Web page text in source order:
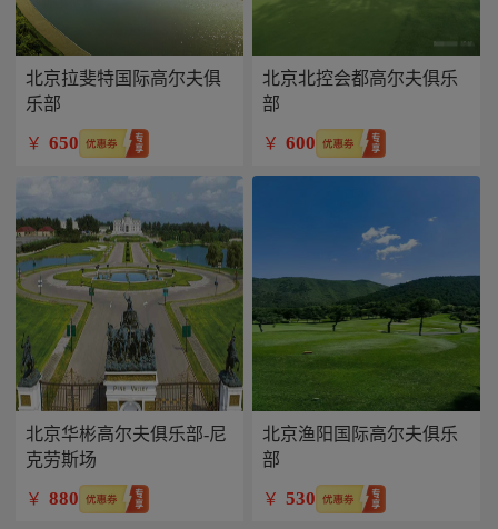
北京拉斐特国际高尔夫俱
乐部
￥ 650
北京北控会都高尔夫俱乐
部
￥ 600
北京华彬高尔夫俱乐部-尼
克劳斯场
￥ 880
北京渔阳国际高尔夫俱乐
部
￥ 530